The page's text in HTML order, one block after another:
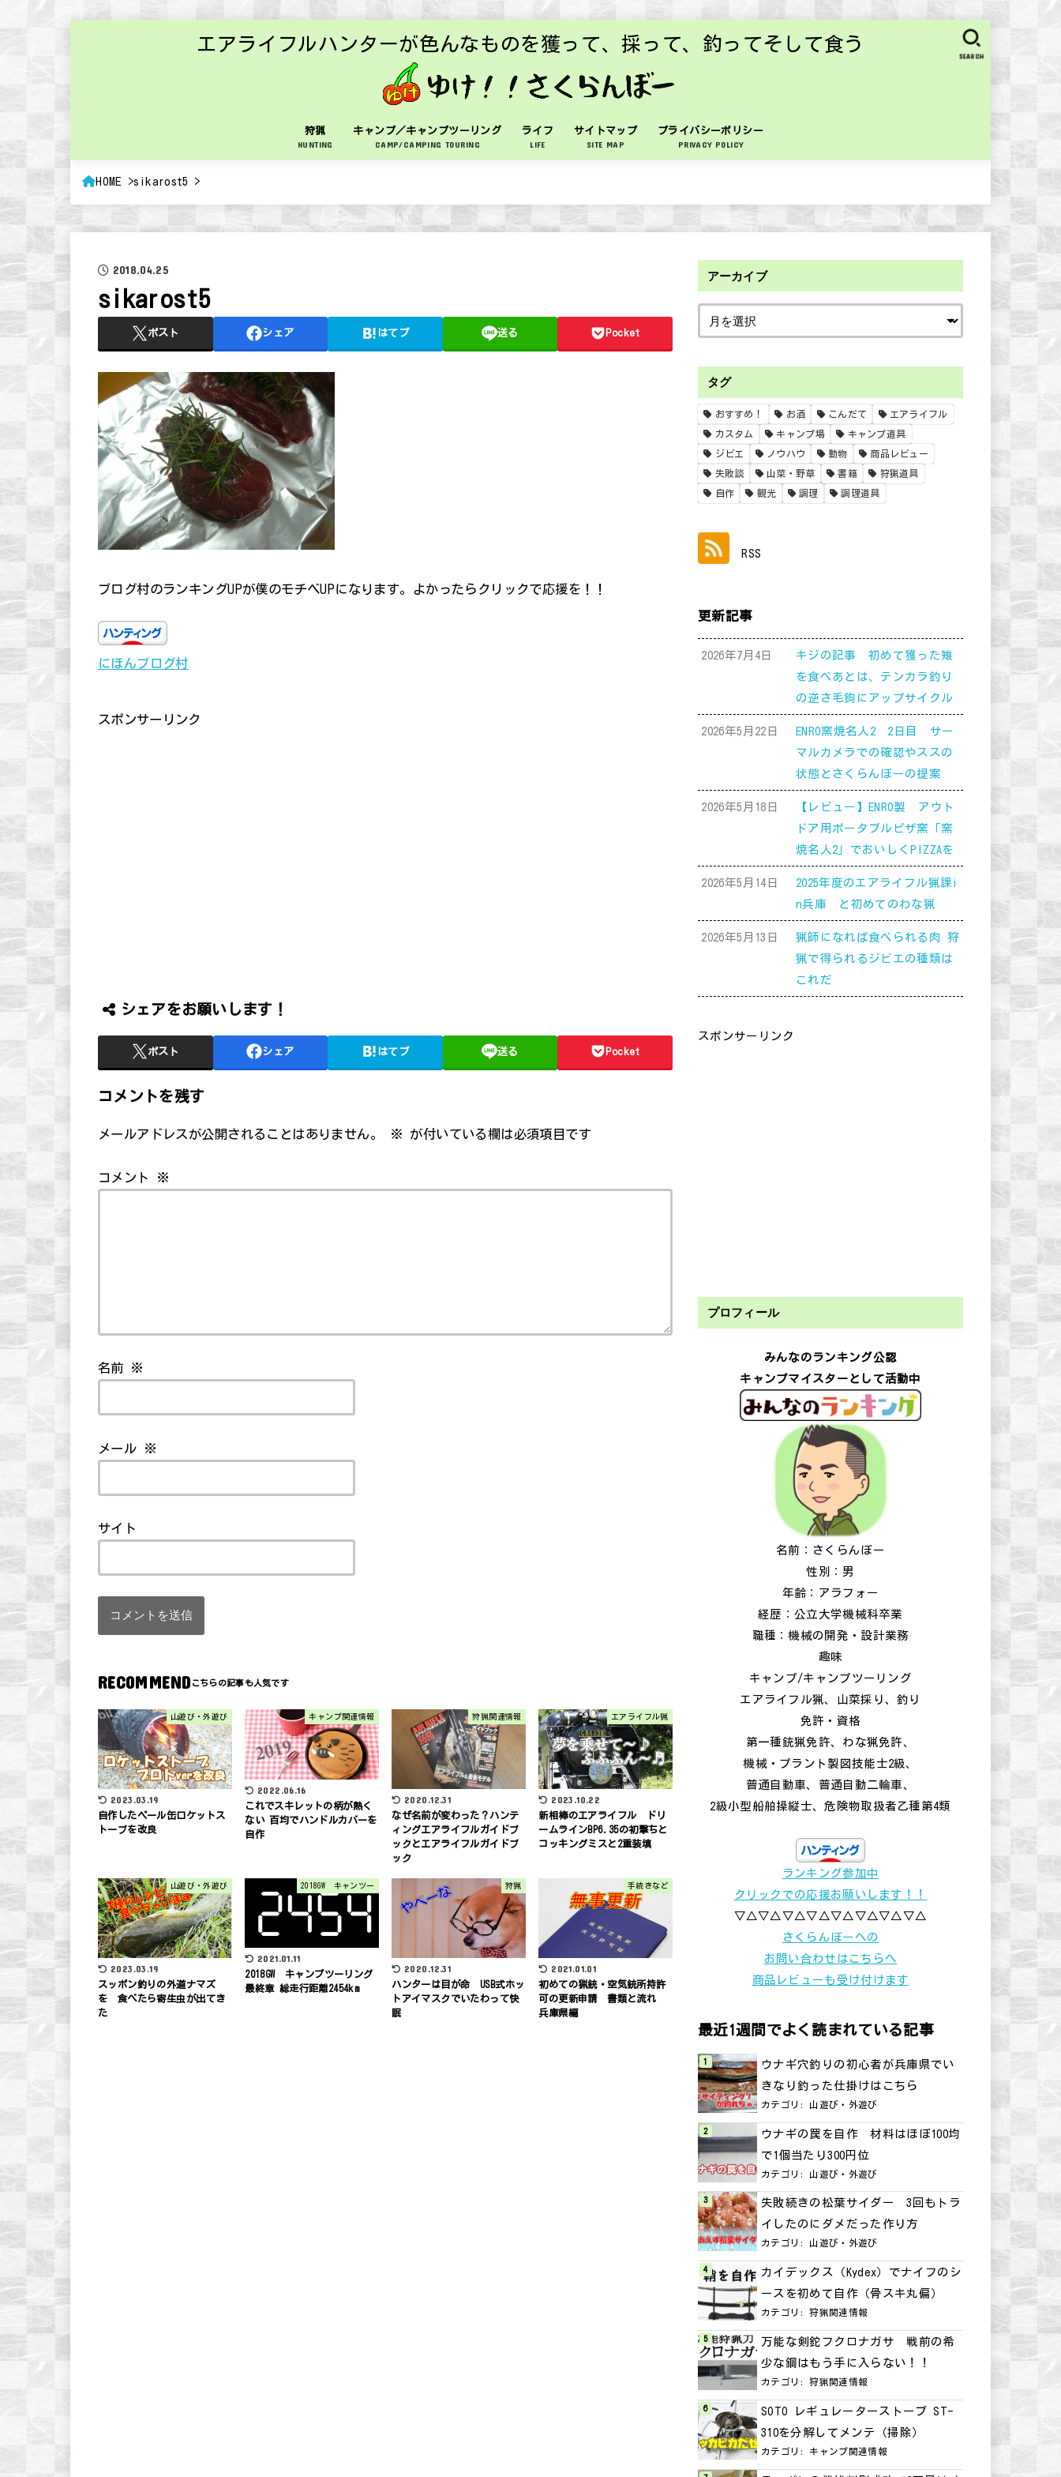
エアライフルハンターが色んなものを獲って、採って、釣ってそして食う
狩猟
HUNTING
キャンプ／キャンプツーリング
CAMP/CAMPING TOURING
ライフ
LIFE
サイトマップ
SITE MAP
プライバシーポリシー
PRIVACY POLICY
SEARCH
HOME sikarost5
2018.04.25
sikarost5
ポスト シェア はてブ 送る Pocket
ブログ村のランキングUPが僕のモチベUPになります。よかったらクリックで応援を！！
にほんブログ村
スポンサーリンク
シェアをお願いします！
ポスト シェア はてブ 送る Pocket
コメントを残す
メールアドレスが公開されることはありません。 ※ が付いている欄は必須項目です
コメント ※
名前 ※
メール ※
サイト
RECOMMEND
山遊び・外遊び
2023.03.19
自作したペール缶ロケットス
トーブを改良
キャンプ関連情報
2022.06.16
これでスキレットの柄が熱く
ない 百均でハンドルカバーを
自作
狩猟関連情報
2020.12.31
なぜ名前が変わった？ハンテ
ィングエアライフルガイドブ
ックとエアライフルガイドブ
ック
エアライフル猟
2023.10.22
新相棒のエアライフル ドリ
ームラインBP6.35の初撃ちと
コッキングミスと2重装填
山遊び・外遊び
2023.03.19
スッポン釣りの外道ナマズ
を 食べたら寄生虫が出てき
た
2018GW キャンツー
2021.01.11
2018GW キャンプツーリング
最終章 総走行距離2454km
狩猟
2020.12.31
ハンターは目が命 USB式ホッ
トアイマスクでいたわって快
眠
手続きなど
2021.01.01
初めての猟銃・空気銃所持許
可の更新申請 書類と流れ
兵庫県編
アーカイブ
タグ
おすすめ！ お酒 こんだて エアライフル
カスタム キャンプ場 キャンプ道具
ジビエ ノウハウ 動物 商品レビュー
失敗談 山菜・野草 書籍 狩猟道具
自作 観光 調理 調理道具
RSS
更新記事
2026年7月4日
キジの記事 初めて獲った雉
を食べあとは、テンカラ釣り
の逆さ毛鉤にアップサイクル
2026年5月22日
ENRO窯焼名人2 2日目 サー
マルカメラでの確認やススの
状態とさくらんぼーの提案
2026年5月18日
【レビュー】ENRO製 アウト
ドア用ポータブルピザ窯「窯
焼名人2」でおいしくPIZZAを
2026年5月14日
2025年度のエアライフル猟課i
n兵庫 と初めてのわな猟
2026年5月13日
猟師になれば食べられる肉 狩
猟で得られるジビエの種類は
これだ
スポンサーリンク
プロフィール
みんなのランキング公認
キャンプマイスターとして活動中
名前：さくらんぼー
性別：男
年齢：アラフォー
経歴：公立大学機械科卒業
職種：機械の開発・設計業務
趣味
キャンプ/キャンプツーリング
エアライフル猟、山菜採り、釣り
免許・資格
第一種銃猟免許、わな猟免許、
機械・プラント製図技能士2級、
普通自動車、普通自動二輪車、
2級小型船舶操縦士、危険物取扱者乙種第4類
ランキング参加中
クリックでの応援お願いします！！
▽△▽△▽△▽△▽△▽△▽△▽△
さくらんぼーへの
お問い合わせはこちらへ
商品レビューも受け付けます
最近1週間でよく読まれている記事
ウナギ穴釣りの初心者が兵庫県でい
きなり釣った仕掛けはこちら
カテゴリ: 山遊び・外遊び
ウナギの罠を自作 材料はほぼ100均
で1個当たり300円位
カテゴリ: 山遊び・外遊び
失敗続きの松葉サイダー 3回もトラ
イしたのにダメだった作り方
カテゴリ: 山遊び・外遊び
カイデックス（Kydex）でナイフのシ
ースを初めて自作（骨スキ丸偏）
カテゴリ:狩猟関連情報
万能な剣鉈フクロナガサ 戦前の希
少な鋼はもう手に入らない！！
カテゴリ:狩猟関連情報
SOTO レギュレーターストーブ ST-
310を分解してメンテ（掃除）
カテゴリ:キャンプ関連情報